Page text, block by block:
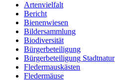
Artenvielfalt
Bericht
Bienenwiesen
Bildersammlung
Biodiversität
Bürgerbeteiligung
Bürgerbeteiligung Stadtnatur
Fledermauskästen
Fledermäuse